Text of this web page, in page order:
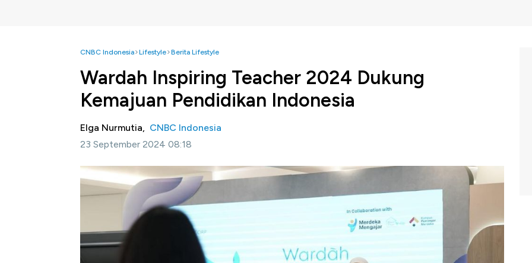
CNBC Indonesia Lifestyle Berita Lifestyle
Wardah Inspiring Teacher 2024 Dukung
Kemajuan Pendidikan Indonesia
Elga Nurmutia, CNBC Indonesia
23 September 2024 08:18